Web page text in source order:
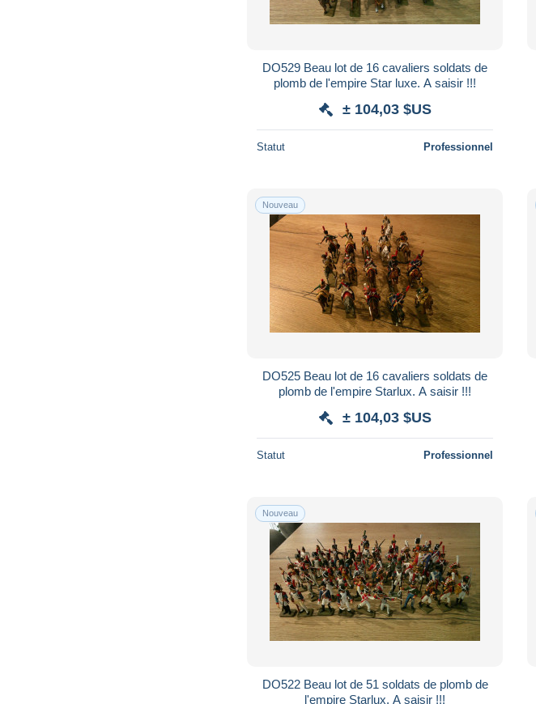
DO529 Beau lot de 16 cavaliers soldats de
plomb de l'empire Star luxe. A saisir !!!
± 104,03 $US
Statut Professionnel
Nouveau
DO525 Beau lot de 16 cavaliers soldats de
plomb de l'empire Starlux. A saisir !!!
± 104,03 $US
Statut Professionnel
Nouveau
DO522 Beau lot de 51 soldats de plomb de
l'empire Starlux. A saisir !!!